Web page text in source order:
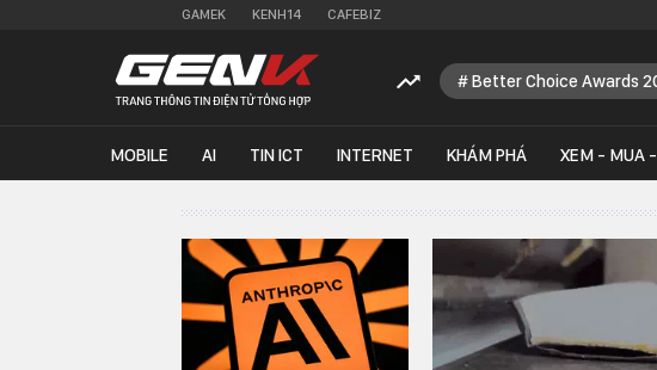
GAMEK KENH14 CAFEBIZ
Better Choice Awards
MOBILE AI TIN ICT INTERNET KHÁM PHÁ XEM - MUA